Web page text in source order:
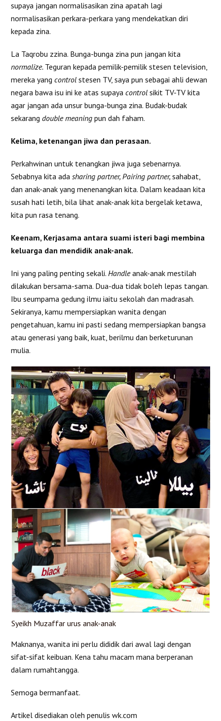
supaya jangan normalisasikan zina apatah lagi
normalisasikan perkara-perkara yang mendekatkan diri
kepada zina.
La Taqrobu zzina. Bunga-bunga zina pun jangan kita
normalize. Teguran kepada pemilik-pemilik stesen television,
mereka yangcontrolstesen TV, saya pun sebagai ahli dewan
negara bawa isu ini ke atas supayacontrolsikit TV-TV kita
agar jangan ada unsur bunga-bunga zina. Budak-budak
sekarangdouble meaningpun dah faham.
Kelima, ketenangan jiwa dan perasaan.
Perkahwinan untuk tenangkan jiwa juga sebenarnya.
Sebabnya kita adasharing partner, Pairing partner,sahabat,
dan anak-anak yang menenangkan kita. Dalam keadaan kita
susah hati letih, bila lihat anak-anak kita bergelak ketawa,
kita pun rasa tenang.
Keenam, Kerjasama antara suami isteri bagi membina
keluarga dan mendidik anak-anak.
Ini yang paling penting sekali.Handleanak-anak mestilah
dilakukan bersama-sama. Dua-dua tidak boleh lepas tangan.
Ibu seumpama gedung ilmu iaitu sekolah dan madrasah.
Sekiranya, kamu mempersiapkan wanita dengan
pengetahuan, kamu ini pasti sedang mempersiapkan bangsa
atau generasi yang baik, kuat, berilmu dan berketurunan
mulia.
Syeikh Muzaffar urus anak-anak
Maknanya, wanita ini perlu dididik dari awal lagi dengan
sifat-sifat keibuan. Kena tahu macam mana berperanan
dalam rumahtangga.
Semoga bermanfaat.
Artikel disediakan oleh penulis wk.com